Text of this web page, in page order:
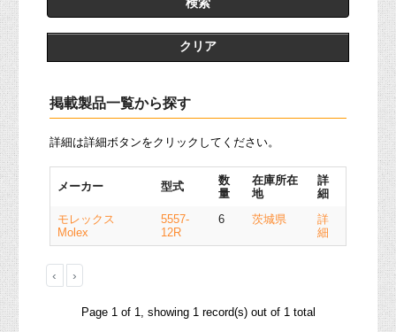
クリア
掲載製品一覧から探す
詳細は詳細ボタンをクリックしてください。
メーカー 型式
数
量
在庫所在
地
詳
細
モレックス
Molex
5557-
12R
6 茨城県
詳
細
‹ ›
Page 1 of 1, showing 1 record(s) out of 1 total